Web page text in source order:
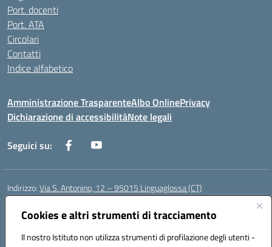
Cookies e altri strumenti di tracciamento
Il nostro Istituto non utilizza strumenti di profilazione degli utenti -
Port. docenti
Port. ATA
Circolari
Contatti
Indice alfabetico
Amministrazione TrasparenteAlbo OnlinePrivacy
Dichiarazione di accessibilitàNote legali
Seguici su:
Indirizzo:Via S. Antonino, 12 – 95015 Linguaglossa (CT)
Centralino:
Posta elettronica certificata (PEC):ctic83200r@pec.istruzione.it
Codice fiscale: 83002470876